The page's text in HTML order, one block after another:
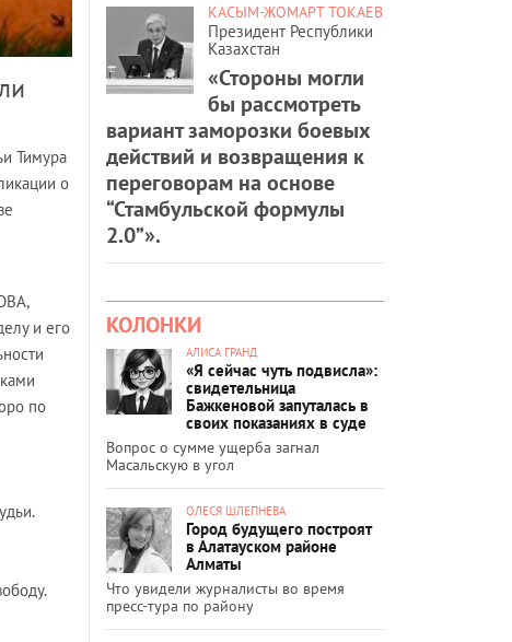
Тимура
о
и его
по
КАСЫМ-ЖОМАРТ ТОКАЕВ
Президент Республики
Казахстан
«Стороны могли
бы рассмотреть
вариант заморозки боевых
действий и возвращения к
переговорам на основе
“Стамбульской формулы
2.0”».
КОЛОНКИ
АЛИСА ГРАНД
«Я сейчас чуть подвисла»:
свидетельница
Бажкеновой запуталась в
своих показаниях в суде
Вопрос о сумме ущерба загнал
Масальскую в угол
ОЛЕСЯ ШЛЕПНЕВА
Город будущего построят
в Алатауском районе
Алматы
Что увидели журналисты во время
пресс-тура по району